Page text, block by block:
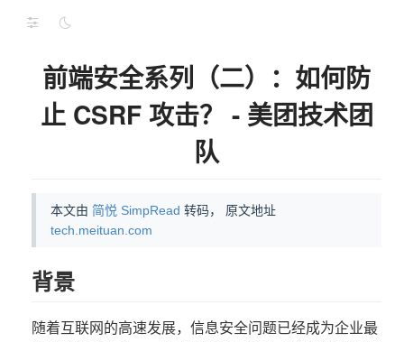
前端安全系列（二）：如何防
止 CSRF 攻击？ - 美团技术团
队
本文由 简悦 SimpRead 转码， 原文地址
tech.meituan.com
背景
随着互联网的高速发展，信息安全问题已经成为企业最